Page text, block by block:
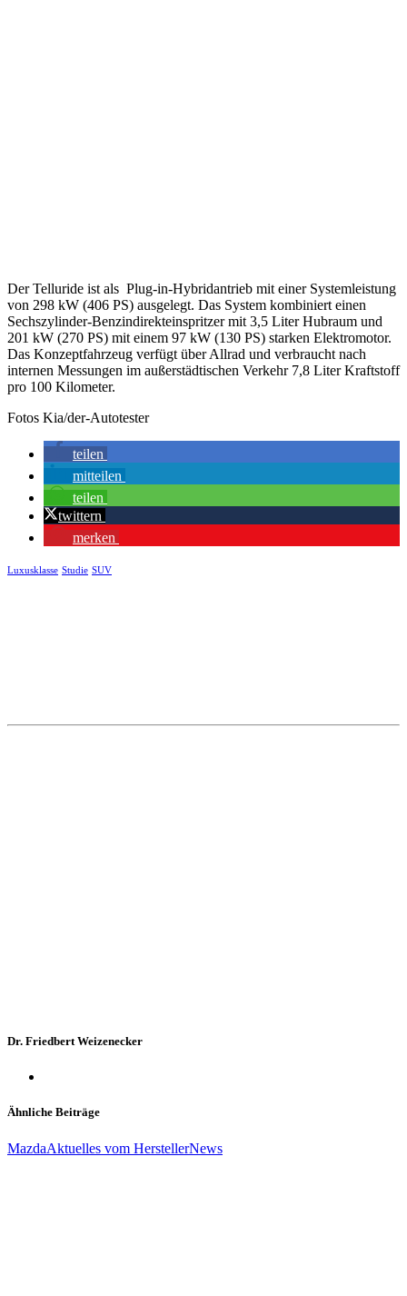
Der Telluride ist als Plug-in-Hybridantrieb mit einer Systemleistung
von 298 kW (406 PS) ausgelegt. Das System kombiniert einen
Sechszylinder-Benzindirekteinspritzer mit 3,5 Liter Hubraum und
201 kW (270 PS) mit einem 97 kW (130 PS) starken Elektromotor.
Das Konzeptfahrzeug verfügt über Allrad und verbraucht nach
internen Messungen im außerstädtischen Verkehr 7,8 Liter Kraftstoff
pro 100 Kilometer.
Fotos Kia/der-Autotester
teilen
mitteilen
teilen
twittern
merken
Luxusklasse Studie SUV
Dr. Friedbert Weizenecker
Ähnliche Beiträge
MazdaAktuelles vom HerstellerNews